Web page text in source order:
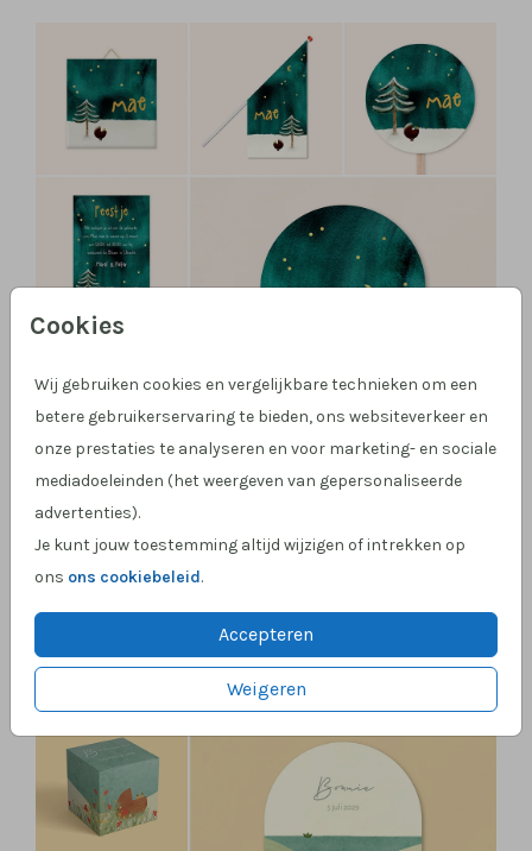
Cookies
Wij gebruiken cookies en vergelijkbare technieken om een
betere gebruikerservaring te bieden, ons websiteverkeer en
onze prestaties te analyseren en voor marketing- en sociale
mediadoeleinden (het weergeven van gepersonaliseerde
advertenties).
Je kunt jouw toestemming altijd wijzigen of intrekken op
ons ons cookiebeleid.
Accepteren
Weigeren